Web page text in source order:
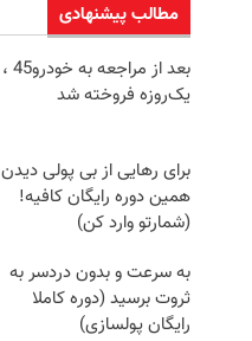
مطالب پیشنهادی
بعد از مراجعه به خودرو45 ،
یک‌روزه فروخته شد
برای رهایی از بی پولی دیدن
همین دوره رایگان کافیه!
(شمارتو وارد کن)
به سرعت و بدون دردسر به
ثروت برسید (دوره کاملا
رایگان پولسازی)